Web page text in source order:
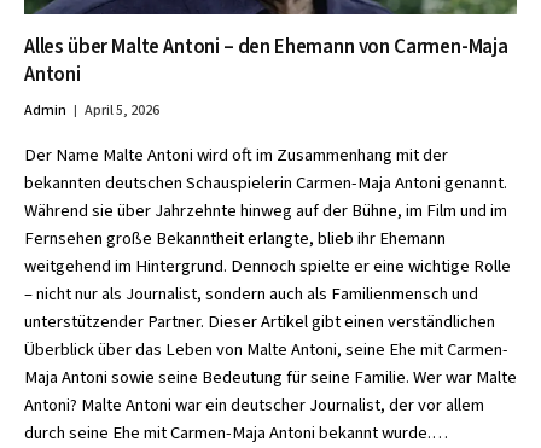
Alles über Malte Antoni – den Ehemann von Carmen-Maja
Antoni
Admin April 5, 2026
Der Name Malte Antoni wird oft im Zusammenhang mit der
bekannten deutschen Schauspielerin Carmen-Maja Antoni genannt.
Während sie über Jahrzehnte hinweg auf der Bühne, im Film und im
Fernsehen große Bekanntheit erlangte, blieb ihr Ehemann
weitgehend im Hintergrund. Dennoch spielte er eine wichtige Rolle
– nicht nur als Journalist, sondern auch als Familienmensch und
unterstützender Partner. Dieser Artikel gibt einen verständlichen
Überblick über das Leben von Malte Antoni, seine Ehe mit Carmen-
Maja Antoni sowie seine Bedeutung für seine Familie. Wer war Malte
Antoni? Malte Antoni war ein deutscher Journalist, der vor allem
durch seine Ehe mit Carmen-Maja Antoni bekannt wurde.…